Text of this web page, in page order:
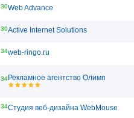
30Web Advance
30Active Internet Solutions
34web-ringo.ru
34Рекламное агентство Олимп
34Студия веб-дизайна WebMouse